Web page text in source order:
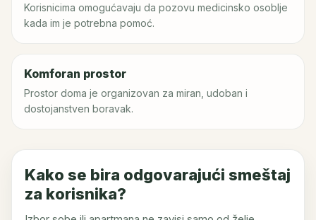
Korisnicima omogućavaju da pozovu medicinsko osoblje
kada im je potrebna pomoć.
Komforan prostor
Prostor doma je organizovan za miran, udoban i
dostojanstven boravak.
Kako se bira odgovarajući smeštaj
za korisnika?